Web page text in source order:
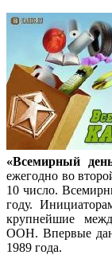
«Всемирный
ежегодно во
10 число.
году.
крупнейшие
ООН. Впервые
1989 года.